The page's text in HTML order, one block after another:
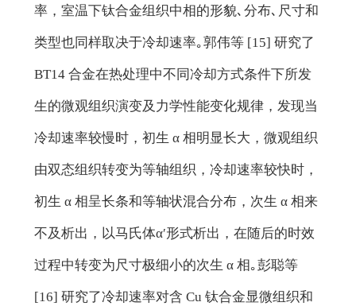
率，室温下钛合金组织中相的形貌､分布､尺寸和
类型也同样取决于冷却速率｡郭伟等 [15] 研究了
BT14 合金在热处理中不同冷却方式条件下所发
生的微观组织演变及力学性能变化规律，发现当
冷却速率较慢时，初生 α 相明显长大，微观组织
由双态组织转变为等轴组织，冷却速率较快时，
初生 α 相呈长条和等轴状混合分布，次生 α 相来
不及析出，以马氏体α′形式析出，在随后的时效
过程中转变为尺寸极细小的次生 α 相｡彭聪等
[16] 研究了冷却速率对含 Cu 钛合金显微组织和